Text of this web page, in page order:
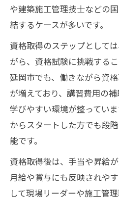
や建築施工管理技士などの
結するケースが多いです。
資格取得のステップとして
がら、資格試験に挑戦する
延岡市でも、働きながら資
が増えており、講習費用の補
学びやすい環境が整ってい
からスタートした方でも段
能です。
資格取得後は、手当や昇給
月給や賞与にも反映されや
して現場リーダーや施工管